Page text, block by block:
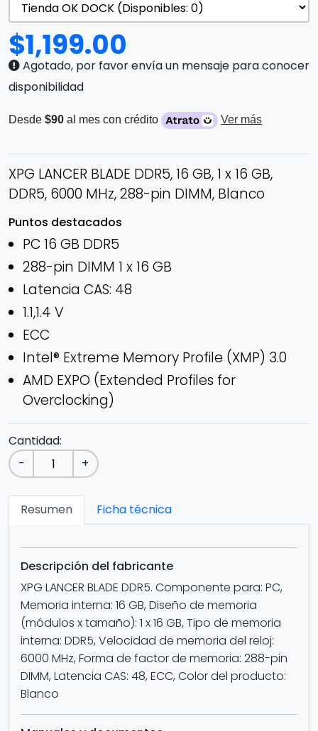
$1,199.00
Agotado, por favor envía un mensaje para conocer
disponibilidad
Desde $90 al mes con crédito Ver más
XPG LANCER BLADE DDR5, 16 GB, 1 x 16 GB,
DDR5, 6000 MHz, 288-pin DIMM, Blanco
Puntos destacados
PC 16 GB DDR5
288-pin DIMM 1 x 16 GB
Latencia CAS: 48
1.1,1.4 V
ECC
Intel® Extreme Memory Profile (XMP) 3.0
AMD EXPO (Extended Profiles for
Overclocking)
Cantidad:
-
+
Resumen Ficha técnica
Descripción del fabricante
XPG LANCER BLADE DDR5. Componente para: PC,
Memoria interna: 16 GB, Diseño de memoria
(módulos x tamaño): 1 x 16 GB, Tipo de memoria
interna: DDR5, Velocidad de memoria del reloj:
6000 MHz, Forma de factor de memoria: 288-pin
DIMM, Latencia CAS: 48, ECC, Color del producto:
Blanco